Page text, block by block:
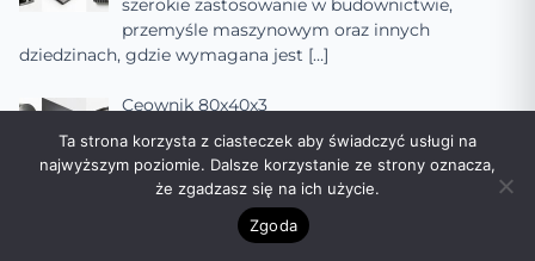
szerokie zastosowanie w budownictwie,
przemyśle maszynowym oraz innych
dziedzinach, gdzie wymagana jest […]
Ceownik 80x40x3
In
Ceownik 80x40x3 to popularny rodzaj
kształtownika stalowego, szeroko stosowany w
budownictwie, przemyśle maszynowym oraz
[…]
Ta strona korzysta z ciasteczek aby świadczyć usługi na
najwyższym poziomie. Dalsze korzystanie ze strony oznacza,
że zgadzasz się na ich użycie.
Zgoda